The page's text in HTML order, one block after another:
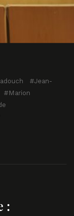
Jean-
Marion
: